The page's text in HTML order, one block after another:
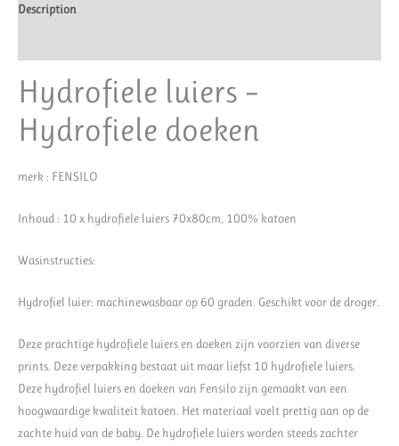
Description
Hydrofiele luiers –
Hydrofiele doeken
merk : FENSILO
Inhoud : 10 x hydrofiele luiers 70x80cm, 100% katoen
Wasinstructies:
Hydrofiel luier: machinewasbaar op 60 graden. Geschikt voor de droger.
Deze prachtige hydrofiele luiers en doeken zijn voorzien van diverse
prints. Deze verpakking bestaat uit maar liefst 10 hydrofiele luiers.
Deze hydrofiel luiers en doeken van Fensilo zijn gemaakt van een
hoogwaardige kwaliteit katoen. Het materiaal voelt prettig aan op de
zachte huid van de baby. De hydrofiele luiers worden steeds zachter